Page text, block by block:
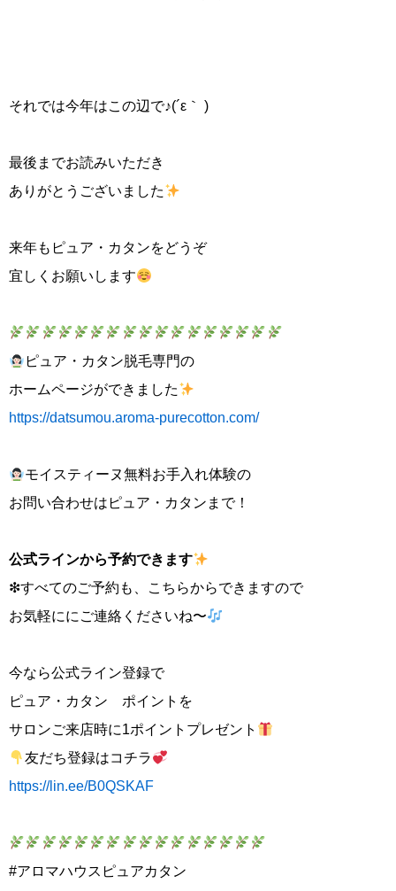
それでは今年はこの辺で♪(´ε｀ )
最後までお読みいただき
ありがとうございました
来年もピュア・カタンをどうぞ
宜しくお願いします
ピュア・カタン脱毛専門の
ホームページができました
https://datsumou.aroma-purecotton.com/
モイスティーヌ無料お手入れ体験の
お問い合わせはピュア・カタンまで！
公式ラインから予約できます
❇︎すべてのご予約も、こちらからできますので
お気軽ににご連絡くださいね〜
今なら公式ライン登録で
ピュア・カタン ポイントを
サロンご来店時に1ポイントプレゼント
友だち登録はコチラ
https://lin.ee/B0QSKAF
#アロマハウスピュアカタン